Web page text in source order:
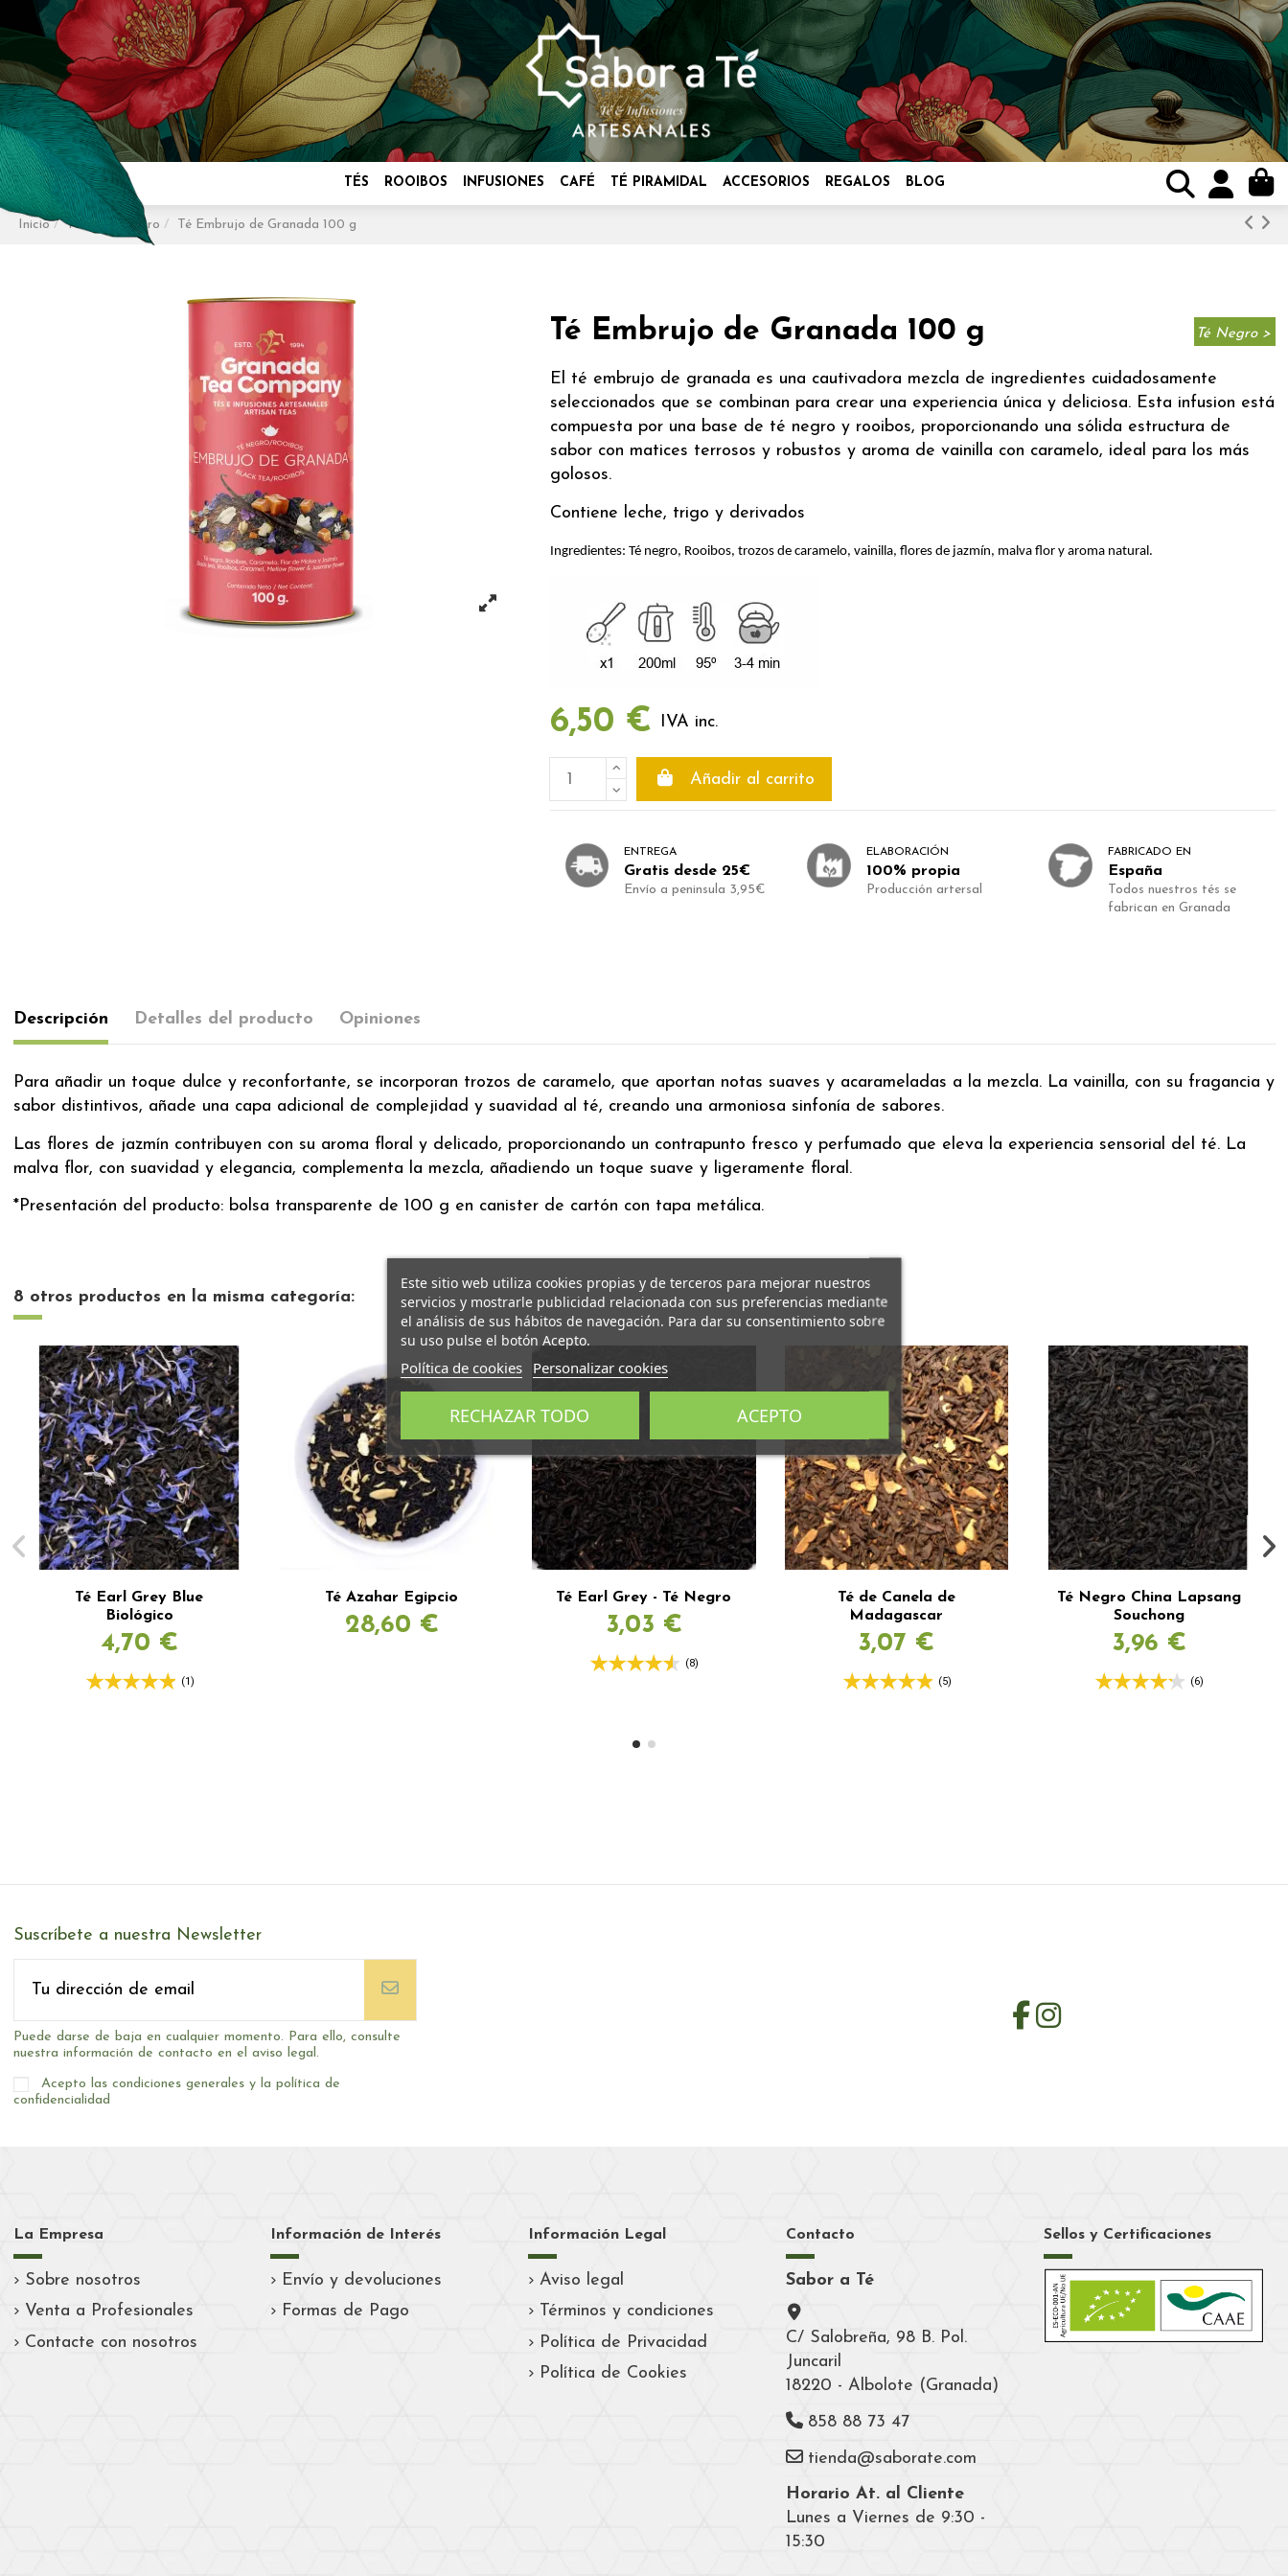
TÉS ROOIBOS INFUSIONES CAFÉ TÉ PIRAMIDAL ACCESORIOS REGALOS BLOG
Inicio Tés Té Negro Té Embrujo de Granada 100 g
Té Embrujo de Granada 100 g Té Negro >
El té embrujo de granada es una cautivadora mezcla de ingredientes cuidadosamente
seleccionados que se combinan para crear una experiencia única y deliciosa. Esta infusion está
compuesta por una base de té negro y rooibos, proporcionando una sólida estructura de
sabor con matices terrosos y robustos y aroma de vainilla con caramelo, ideal para los más
golosos.
Contiene leche, trigo y derivados
Ingredientes: Té negro, Rooibos, trozos de caramelo, vainilla, flores de jazmín, malva flor y aroma natural.
6,50 € IVA inc.
Añadir al carrito
ENTREGA
Gratis desde 25€
Envío a peninsula 3,95€
ELABORACIÓN
100% propia
Producción artersal
FABRICADO EN
España
Todos nuestros tés se
fabrican en Granada
Descripción Detalles del producto Opiniones
Para añadir un toque dulce y reconfortante, se incorporan trozos de caramelo, que aportan notas suaves y acarameladas a la mezcla. La vainilla, con su fragancia y
sabor distintivos, añade una capa adicional de complejidad y suavidad al té, creando una armoniosa sinfonía de sabores.
Las flores de jazmín contribuyen con su aroma floral y delicado, proporcionando un contrapunto fresco y perfumado que eleva la experiencia sensorial del té. La
malva flor, con suavidad y elegancia, complementa la mezcla, añadiendo un toque suave y ligeramente floral.
*Presentación del producto: bolsa transparente de 100 g en canister de cartón con tapa metálica.
8 otros productos en la misma categoría:
Té Earl Grey Blue
Biológico
4,70 €
(1)
Té Azahar Egipcio
28,60 €
Té Earl Grey - Té Negro
3,03 €
(8)
Té de Canela de
Madagascar
3,07 €
(5)
Té Negro China Lapsang
Souchong
3,96 €
(6)
Suscríbete a nuestra Newsletter
Puede darse de baja en cualquier momento. Para ello, consulte
nuestra información de contacto en el aviso legal.
Acepto las condiciones generales y la política de
confidencialidad
La Empresa
Sobre nosotros
Venta a Profesionales
Contacte con nosotros
Información de Interés
Envío y devoluciones
Formas de Pago
Información Legal
Aviso legal
Términos y condiciones
Política de Privacidad
Política de Cookies
Contacto
Sabor a Té
C/ Salobreña, 98 B. Pol.
Juncaril
18220 - Albolote (Granada)
858 88 73 47
tienda@saborate.com
Horario At. al Cliente
Lunes a Viernes de 9:30 -
15:30
Sellos y Certificaciones
Este sitio web utiliza cookies propias y de terceros para mejorar nuestros
servicios y mostrarle publicidad relacionada con sus preferencias mediante
el análisis de sus hábitos de navegación. Para dar su consentimiento sobre
su uso pulse el botón Acepto.
Política de cookies Personalizar cookies
RECHAZAR TODO ACEPTO